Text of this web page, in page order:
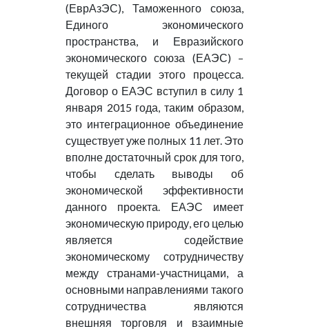
(ЕврАзЭС), Таможенного союза,
Единого экономического
пространства, и Евразийского
экономического союза (ЕАЭС) –
текущей стадии этого процесса.
Договор о ЕАЭС вступил в силу 1
января 2015 года, таким образом,
это интеграционное объединение
существует уже полных 11 лет. Это
вполне достаточный срок для того,
чтобы сделать выводы об
экономической эффективности
данного проекта. ЕАЭС имеет
экономическую природу, его целью
является содействие
экономическому сотрудничеству
между странами-участницами, а
основными направлениями такого
сотрудничества являются
внешняя торговля и взаимные